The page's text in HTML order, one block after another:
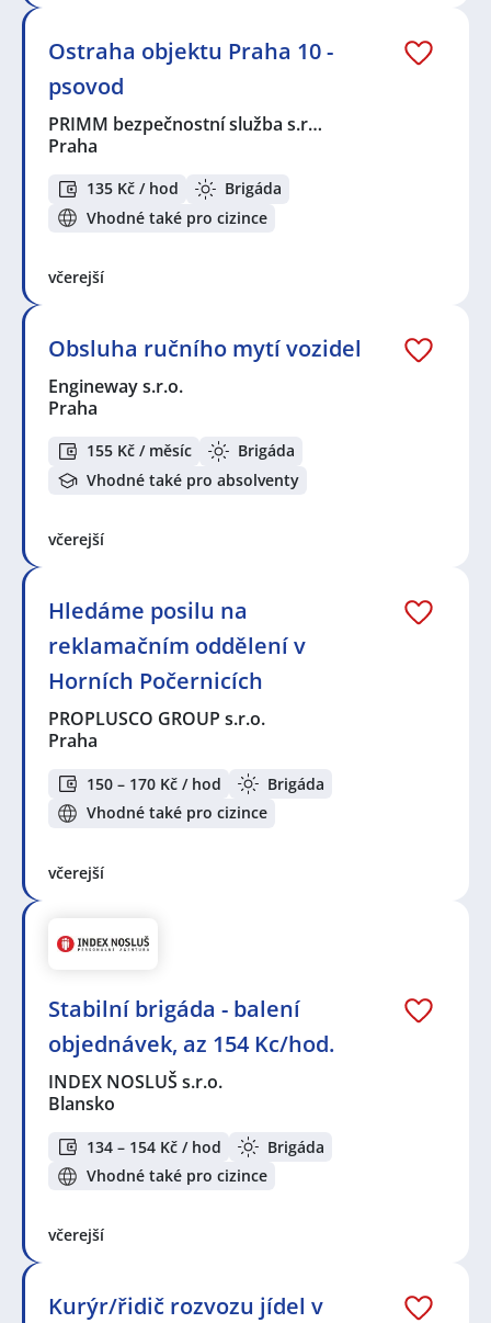
Ostraha objektu Praha 10 -
psovod
PRIMM bezpečnostní služba s.r…
Praha
135 Kč / hod
Brigáda
Vhodné také pro cizince
včerejší
Obsluha ručního mytí vozidel
Engineway s.r.o.
Praha
155 Kč / měsíc
Brigáda
Vhodné také pro absolventy
včerejší
Hledáme posilu na
reklamačním oddělení v
Horních Počernicích
PROPLUSCO GROUP s.r.o.
Praha
150 – 170 Kč / hod
Brigáda
Vhodné také pro cizince
včerejší
Stabilní brigáda - balení
objednávek, az 154 Kc/hod.
INDEX NOSLUŠ s.r.o.
Blansko
134 – 154 Kč / hod
Brigáda
Vhodné také pro cizince
včerejší
Kurýr/řidič rozvozu jídel v